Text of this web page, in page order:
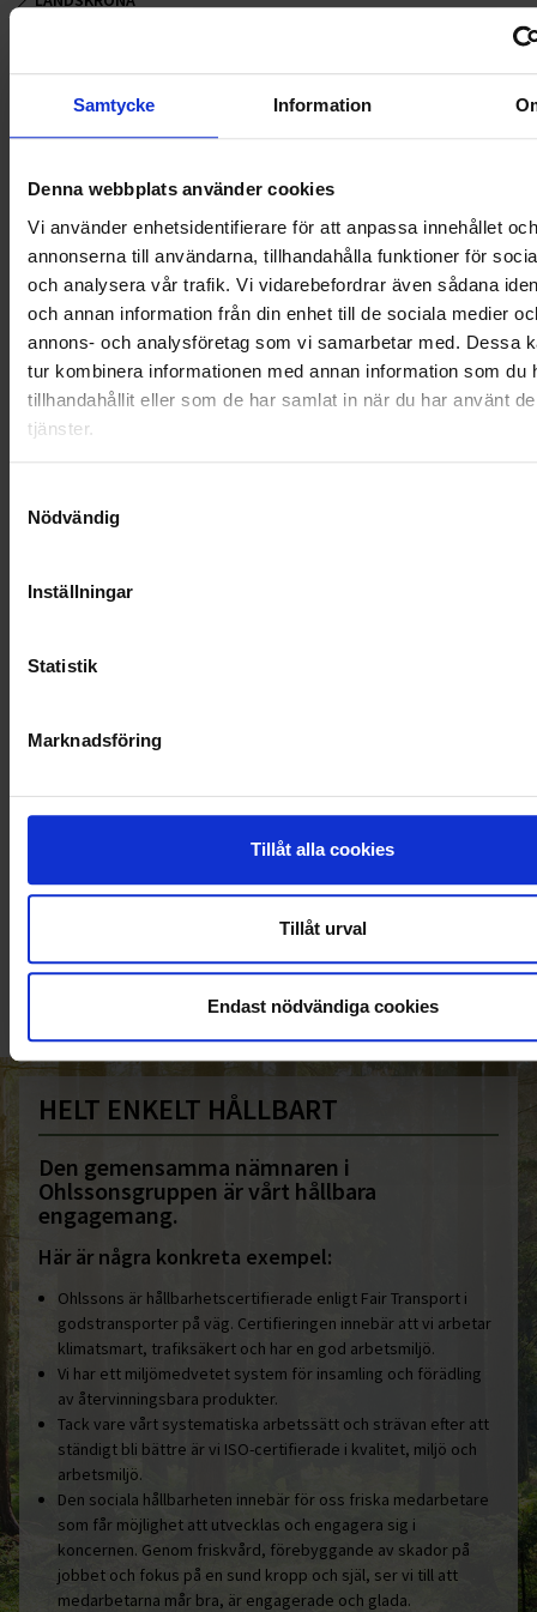
Samtycke Information
Denna webbplats använder cookies
Vi använder enhetsidentifierare för att anpassa innehållet och
annonserna till användarna, tillhandahålla funktioner för
och analysera vår trafik. Vi vidarebefordrar även sådana
och annan information från din enhet till de sociala medier
annons- och analysföretag som vi samarbetar med. Dessa
tur kombinera informationen med annan information som du
tillhandahållit eller som de har samlat in när du har använt
tjänster.
Nödvändig
Inställningar
Statistik
Marknadsföring
Tillåt alla cookies
Tillåt urval
Endast nödvändiga cookies
OHLSSONS REGION MITT
OHLSSONS REGION VÄST
OHLSSONSKOLLEGOR
RENHÅLLNING
SAMARBETEN
SOCIALT ANSVAR
KUNDTJÄNST
info@ohlssons.se
HELT ENKELT HÅLLBART
Den gemensamma nämnaren i
Ohlssonsgruppen är vårt hållbara
engagemang.
Här är några konkreta exempel:
Ohlssons är hållbarhetscertifierade enligt Fair Transport i
godstransporter på väg. Certifieringen innebär att vi arbetar
klimatsmart, trafiksäkert och har en god arbetsmiljö.
Vi har ett miljömedvetet system för insamling och förädling
av återvinningsbara produkter.
Tack vare vårt systematiska arbetssätt och strävan efter att
ständigt bli bättre är vi ISO-certifierade i kvalitet, miljö och
arbetsmiljö.
Den sociala hållbarheten innebär för oss friska medarbetare
som får möjlighet att utvecklas och engagera sig i
koncernen. Genom friskvård, förebyggande av skador på
jobbet och fokus på en sund kropp och själ, ser vi till att
medarbetarna mår bra, är engagerade och glada.